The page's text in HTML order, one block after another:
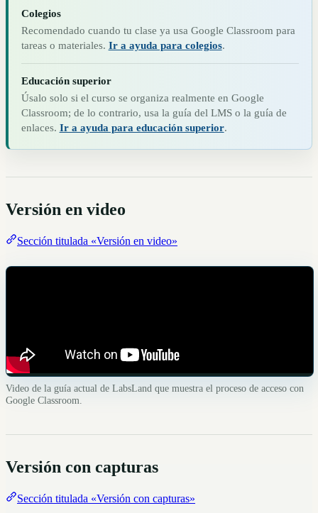
Colegios
Recomendado cuando tu clase ya usa Google Classroom para
tareas o materiales. Ir a ayuda para colegios.
Educación superior
Úsalo solo si el curso se organiza realmente en Google
Classroom; de lo contrario, usa la guía del LMS o la guía de
enlaces. Ir a ayuda para educación superior.
Versión en video
Sección titulada «Versión en video»
Video de la guía actual de LabsLand que muestra el proceso de acceso con
Google Classroom.
Versión con capturas
Sección titulada «Versión con capturas»